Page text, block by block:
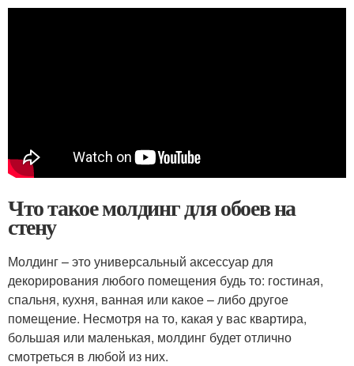
Что такое молдинг для обоев на
стену
Молдинг – это универсальный аксессуар для
декорирования любого помещения будь то: гостиная,
спальня, кухня, ванная или какое – либо другое
помещение. Несмотря на то, какая у вас квартира,
большая или маленькая, молдинг будет отлично
смотреться в любой из них.